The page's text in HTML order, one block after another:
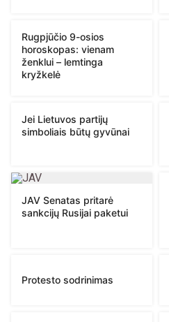
Rugpjūčio 9-osios
horoskopas: vienam
ženklui – lemtinga
kryžkelė
Jei Lietuvos partijų
simboliais būtų gyvūnai
JAV Senatas pritarė
sankcijų Rusijai paketui
Protesto sodrinimas